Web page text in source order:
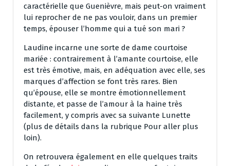
caractérielle que Guenièvre, mais peut-on vraiment
lui reprocher de ne pas vouloir, dans un premier
temps, épouser l’homme qui a tué son mari ?
Laudine incarne une sorte de dame courtoise
mariée : contrairement à l’amante courtoise, elle
est très émotive, mais, en adéquation avec elle, ses
marques d’affection se font très rares. Bien
qu’épouse, elle se montre émotionnellement
distante, et passe de l’amour à la haine très
facilement, y compris avec sa suivante Lunette
(plus de détails dans la rubrique Pour aller plus
loin).
On retrouvera également en elle quelques traits